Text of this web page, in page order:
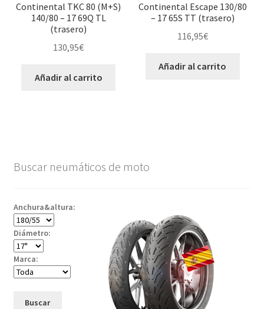
Continental TKC 80 (M+S)
140/80 – 17 69Q TL
(trasero)
130,95€
Añadir al carrito
Continental Escape 130/80
– 17 65S TT (trasero)
116,95€
Añadir al carrito
Buscar neumáticos de moto
Anchura&altura:
Diámetro:
Marca:
Buscar